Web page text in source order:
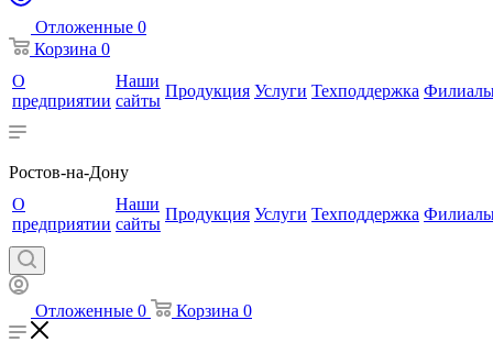
Отложенные 0
Корзина 0
О
предприятии
Наши
сайты
Продукция Услуги Техподдержка
Ростов-на-Дону
О
предприятии
Наши
сайты
Продукция Услуги Техподдержка
Отложенные 0 Корзина 0